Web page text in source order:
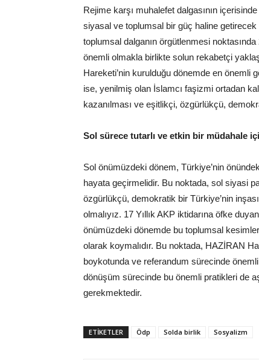
Rejime karşı muhalefet dalgasının
siyasal ve toplumsal bir güç haline
toplumsal dalganın örgütlenmesi
önemli olmakla birlikte solun rekabetçi
Hareketi’nin kurulduğu dönemde en önemli
ise, yenilmiş olan İslamcı faşizmi ortadan
kazanılması ve eşitlikçi, özgürlükçü,
Sol sürece tutarlı ve etkin bir müdahale
Sol önümüzdeki dönem, Türkiye’nin
hayata geçirmelidir. Bu noktada, sol siyasi
özgürlükçü, demokratik bir Türkiye’nin
olmalıyız. 17 Yıllık AKP iktidarına öfke
önümüzdeki dönemde bu toplumsal
olarak koymalıdır. Bu noktada, HAZİRAN
boykotunda ve referandum sürecinde
dönüşüm sürecinde bu önemli pratikleri de
gerekmektedir.
ETIKETLER Ödp Solda birlik Sosyalizm